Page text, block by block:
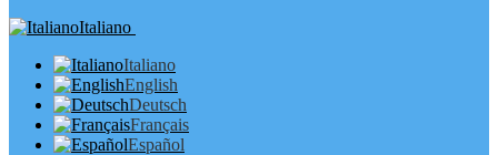
Italiano
Italiano
English
Deutsch
Français
Español